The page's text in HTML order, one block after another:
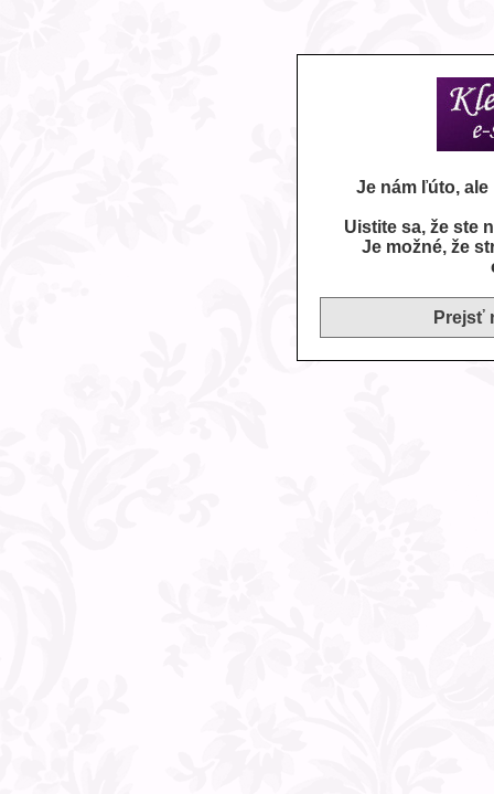
Je nám ľúto,
Uistite sa, že ste
Je možné, že
Prejsť